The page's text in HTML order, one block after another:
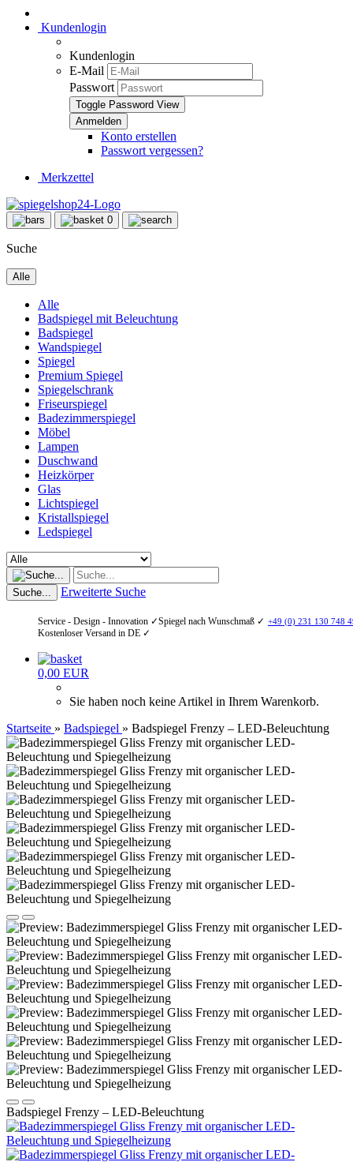
Kundenlogin
Kundenlogin
E-Mail
Passwort
Toggle Password View
Konto erstellen
Passwort vergessen?
Merkzettel
0
Suche
Alle
Alle
Badspiegel mit Beleuchtung
Badspiegel
Wandspiegel
Spiegel
Premium Spiegel
Spiegelschrank
Friseurspiegel
Badezimmerspiegel
Möbel
Lampen
Duschwand
Heizkörper
Glas
Lichtspiegel
Kristallspiegel
Ledspiegel
Suche... Erweiterte Suche
Service - Design - Innovation ✓Spiegel nach Wunschmaß ✓ +49 (0) 231 130 748
Kostenloser Versand in DE ✓
0,00 EUR
Sie haben noch keine Artikel in Ihrem Warenkorb.
Startseite » Badspiegel » Badspiegel Frenzy – LED-Beleuchtung
Badspiegel Frenzy – LED-Beleuchtung